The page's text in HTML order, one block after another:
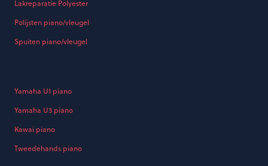
Lakreparatie Polyester
Polijsten piano/vleugel
Spuiten piano/vleugel
Yamaha U1 piano
Yamaha U3 piano
Kawai piano
Tweedehands piano